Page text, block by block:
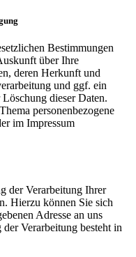
Bestimmungen
über Ihre
deren Herkunft und
und ggf. ein
dieser Daten.
personenbezogene
im Impressum
der Verarbeitung Ihrer
Hierzu können Sie sich
Adresse an uns
Verarbeitung besteht in